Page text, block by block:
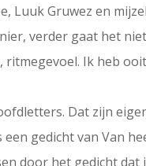
Luuk Gruwez en
verder gaat het
Ik heb
Dat zijn
gedicht van Van
door het gedicht dat